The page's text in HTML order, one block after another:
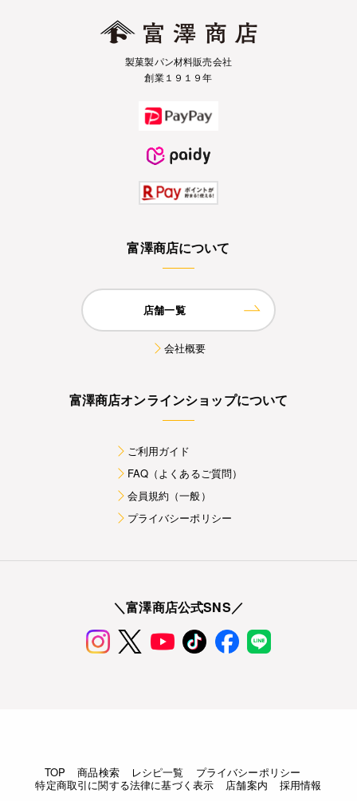
製菓製パン材料販売会社
創業１９１９年
富澤商店について
店舗一覧
会社概要
富澤商店オンラインショップについて
ご利用ガイド
FAQ（よくあるご質問）
会員規約（一般）
プライバシーポリシー
＼富澤商店公式SNS／
TOP 商品検索 レシピ一覧
プライバシーポリシー
特定商取引に関する法律に基づく表示
店舗案内 採用情報